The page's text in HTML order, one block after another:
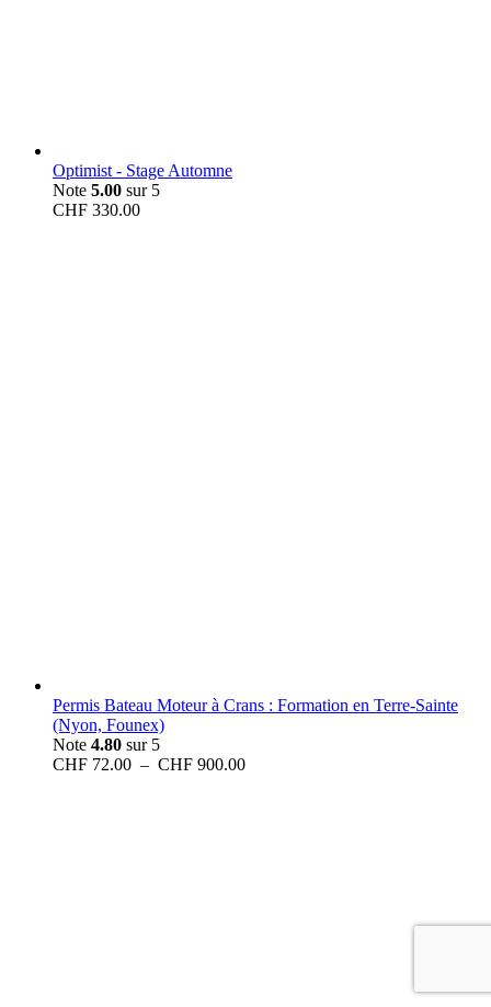
Optimist - Stage Automne
Note 5.00 sur 5
CHF 330.00
Permis Bateau Moteur à Crans : Formation en Terre-Sainte
(Nyon, Founex)
Note 4.80 sur 5
CHF 72.00 – CHF 900.00Plage